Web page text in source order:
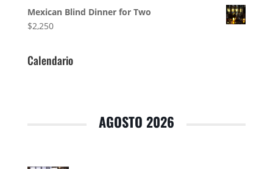
$1,500.$1,400.
Mexican Blind Dinner for Two
$2,250
Calendario
AGOSTO 2026